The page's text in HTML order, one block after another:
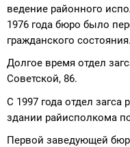
ведение районного
1976 года бюро было
гражданского состояния.
Долгое время отдел
Советской, 86.
С 1997 года отдел загса
здании райисполкома
Первой заведующей